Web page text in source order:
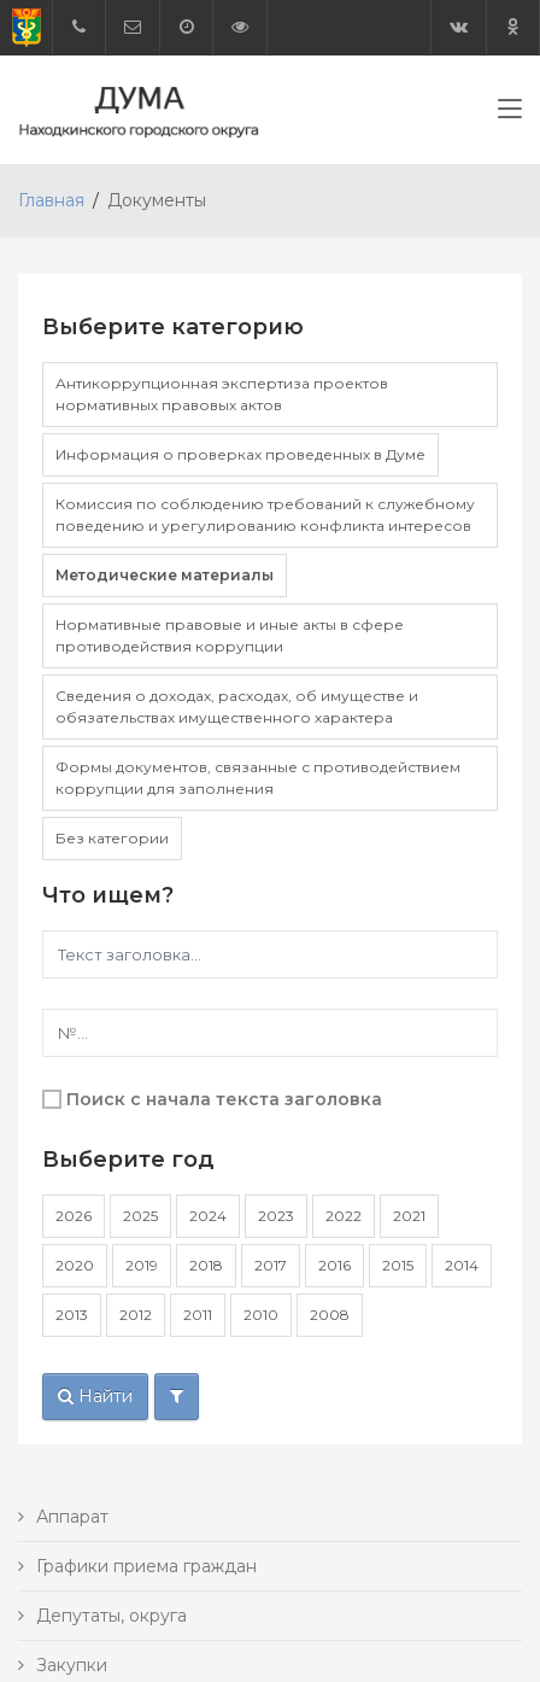
Главная Документы
Выберите категорию
Антикоррупционная экспертиза проектов
нормативных правовых актов
Информация о проверках проведенных в Думе
Комиссия по соблюдению требований к служебному
поведению и урегулированию конфликта интересов
Методические материалы
Нормативные правовые и иные акты в сфере
противодействия коррупции
Сведения о доходах, расходах, об имуществе и
обязательствах имущественного характера
Формы документов, связанные с противодействием
коррупции для заполнения
Без категории
Что ищем?
Поиск с начала текста заголовка
Выберите год
2026 2025 2024 2023 2022 2021
2020 2019 2018 2017 2016 2015 2014
2013 2012 2011 2010 2008
Найти
Аппарат
Графики приема граждан
Депутаты, округа
Закупки